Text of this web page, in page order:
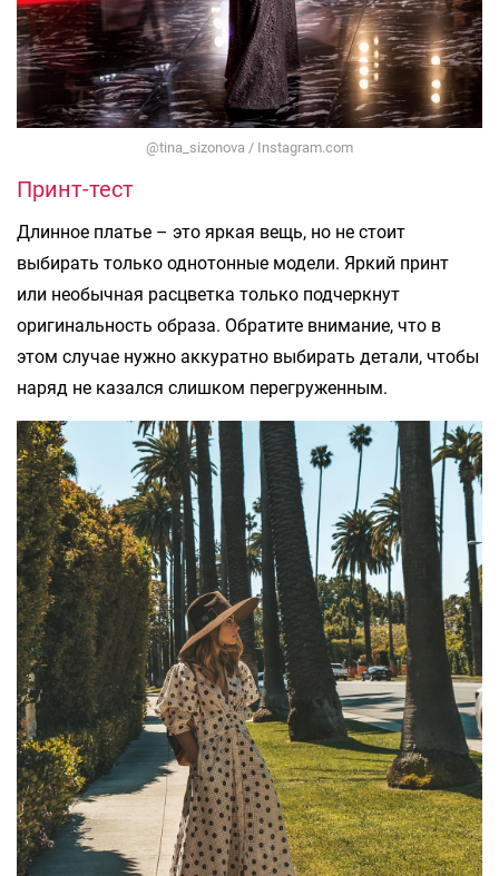
@tina_sizonova / Instagram.com
Принт-тест
Длинное платье – это яркая вещь, но не стоит
выбирать только однотонные модели. Яркий принт
или необычная расцветка только подчеркнут
оригинальность образа. Обратите внимание, что в
этом случае нужно аккуратно выбирать детали, чтобы
наряд не казался слишком перегруженным.